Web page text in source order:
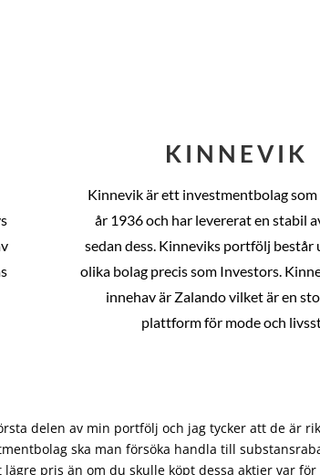
KINNEVIK
Kinnevik är ett investmentbolag
år 1936 och har levererat en stabil
sedan dess. Kinneviks portfölj består
olika bolag precis som Investors.
innehav är Zalando vilket är en
plattform för mode och
delen av min portfölj och jag tycker att de är
ska man försöka handla till
pris än om du skulle köpt dessa aktier var för